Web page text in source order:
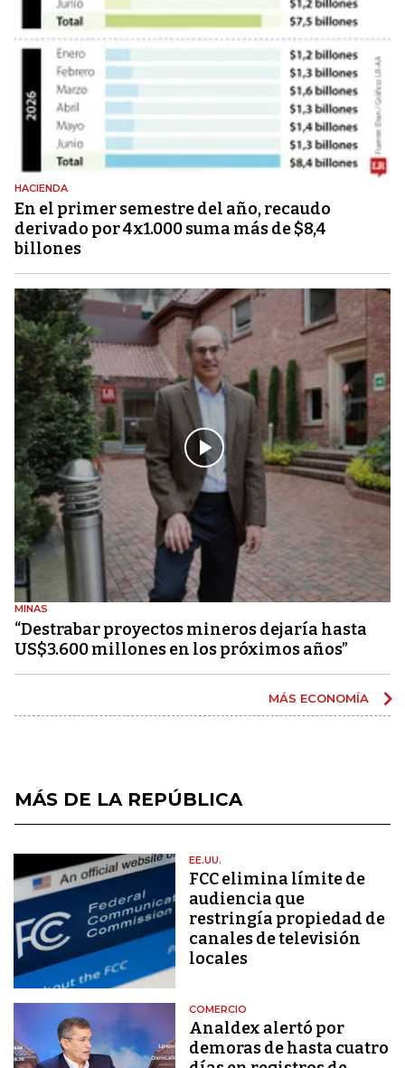
HACIENDA
En el primer semestre del año, recaudo
derivado por 4x1.000 suma más de $8,4
billones
MINAS
“Destrabar proyectos mineros dejaría hasta
US$3.600 millones en los próximos años”
MÁS ECONOMÍA
MÁS DE LA REPÚBLICA
EE.UU.
FCC elimina límite de
audiencia que
restringía propiedad de
canales de televisión
locales
COMERCIO
Analdex alertó por
demoras de hasta cuatro